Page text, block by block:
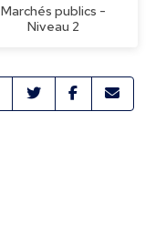
Marchés publics -
Niveau 2